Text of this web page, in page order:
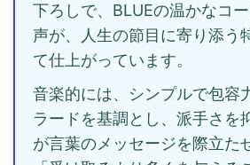
下ろしで、BLUEの温かなコ
声が、人生の節目に寄り添う
て仕上がっています。
音楽的には、シンプルで包容
ラードを基調とし、派手さを
が言葉のメッセージを際立た